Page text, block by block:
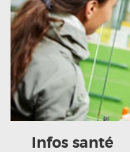
Infos santé